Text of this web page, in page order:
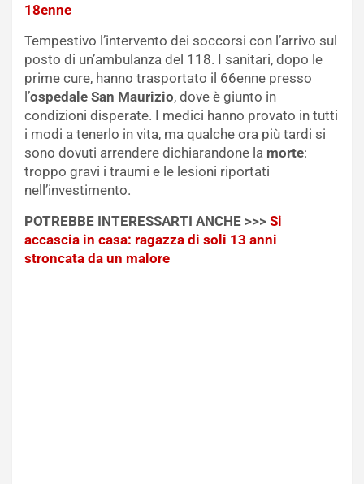
18enne
Tempestivo l’intervento dei soccorsi con l’arrivo sul
posto di un’ambulanza del 118. I sanitari, dopo le
prime cure, hanno trasportato il 66enne presso
l’ospedale San Maurizio, dove è giunto in
condizioni disperate. I medici hanno provato in tutti
i modi a tenerlo in vita, ma qualche ora più tardi si
sono dovuti arrendere dichiarandone la morte:
troppo gravi i traumi e le lesioni riportati
nell’investimento.
POTREBBE INTERESSARTI ANCHE >>> Si
accascia in casa: ragazza di soli 13 anni
stroncata da un malore